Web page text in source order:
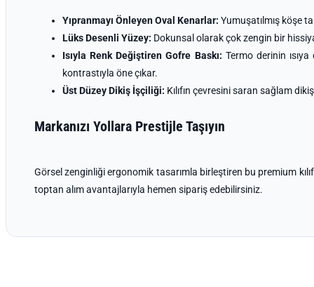
Yıpranmayı Önleyen Oval Kenarlar: Yumuşatılmış köşe
Lüks Desenli Yüzey: Dokunsal olarak çok zengin bir
Isıyla Renk Değiştiren Gofre Baskı: Termo derinin
kontrastıyla öne çıkar.
Üst Düzey Dikiş İşçiliği: Kılıfın çevresini saran sağlam
Markanızı Yollara Prestijle Taşıyın
Görsel zenginliği ergonomik tasarımla birleştiren bu premium
toptan alım avantajlarıyla hemen sipariş edebilirsiniz.